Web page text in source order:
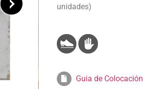
unidades)
Guia de Colocación